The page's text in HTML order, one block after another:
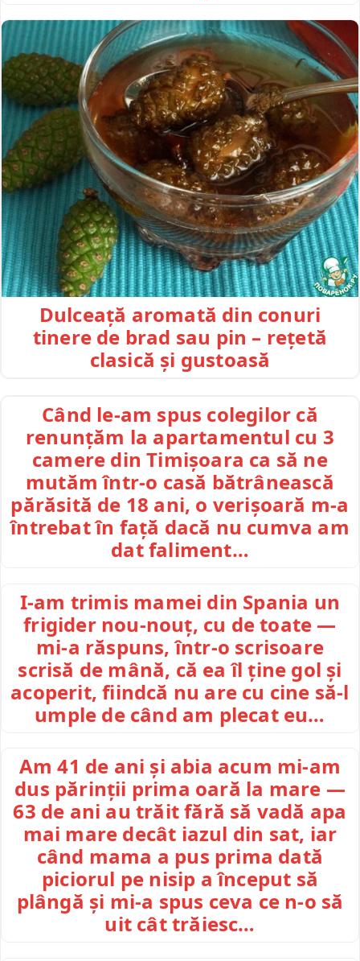
Dulceață aromată din conuri
tinere de brad sau pin – rețetă
clasică și gustoasă
Când le-am spus colegilor că
renunțăm la apartamentul cu 3
camere din Timișoara ca să ne
mutăm într-o casă bătrânească
părăsită de 18 ani, o verișoară m-a
întrebat în față dacă nu cumva am
dat faliment…
I-am trimis mamei din Spania un
frigider nou-nouț, cu de toate —
mi-a răspuns, într-o scrisoare
scrisă de mână, că ea îl ține gol și
acoperit, fiindcă nu are cu cine să-l
umple de când am plecat eu…
Am 41 de ani și abia acum mi-am
dus părinții prima oară la mare —
63 de ani au trăit fără să vadă apa
mai mare decât iazul din sat, iar
când mama a pus prima dată
piciorul pe nisip a început să
plângă și mi-a spus ceva ce n-o să
uit cât trăiesc…